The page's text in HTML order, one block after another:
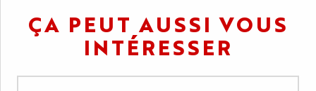
ÇA PEUT AUSSI VOUS
INTÉRESSER